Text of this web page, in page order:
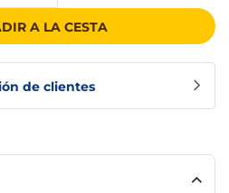
de clientes
A LA CESTA